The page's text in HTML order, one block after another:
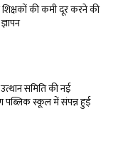
की कमी दूर करने की
उत्थान समिति की नई
पब्लिक स्कूल में संपन्न हुई